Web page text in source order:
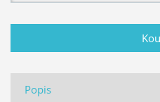
Popis